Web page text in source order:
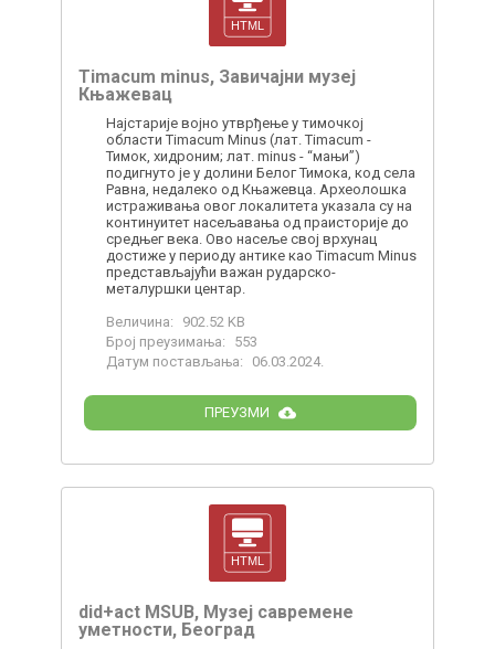
Timacum minus, Завичајни музеј
Књажевац
Најстарије војно утврђење у тимочкој
области Timacum Minus (лат. Timacum -
Тимок, хидроним; лат. minus - “мањи”)
подигнуто је у долини Белог Тимока, код села
Равна, недалеко од Књажевца. Археолошка
истраживања овог локалитета указала су на
континуитет насељавања од праисторије до
средњег века. Ово насеље свој врхунац
достиже у периоду антике као Timacum Minus
представљајући важан рударско-
металуршки центар.
Величина:
902.52 KB
Број преузимања:
553
Датум постављања:
06.03.2024.
ПРЕУЗМИ
did+act MSUB, Музеј савремене
уметности, Београд